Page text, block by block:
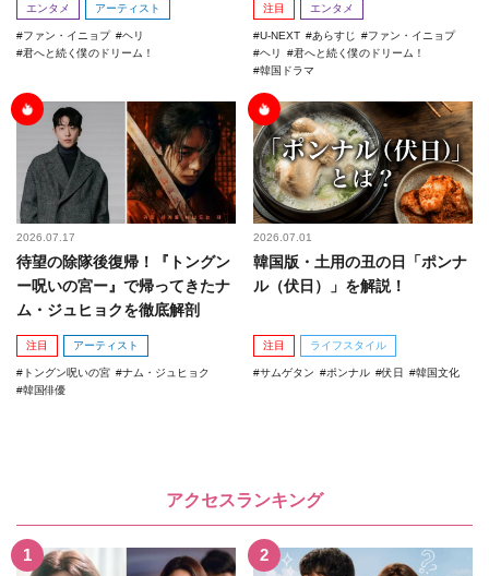
エンタメ アーティスト
ファン・イニョプ
ヘリ
君へと続く僕のドリーム！
注目 エンタメ
U-NEXT あらすじ
ファン・イニョプ
ヘリ
君へと続く僕のドリーム！
韓国ドラマ
2026.07.17
待望の除隊後復帰！『トングン
ー呪いの宮ー』で帰ってきたナ
ム・ジュヒョクを徹底解剖
注目 アーティスト
トングン呪いの宮
ナム・ジュヒョク
韓国俳優
2026.07.01
韓国版・土用の丑の日「ポンナ
ル（伏日）」を解説！
注目 ライフスタイル
サムゲタン ポンナル 伏日 韓国文化
アクセスランキング